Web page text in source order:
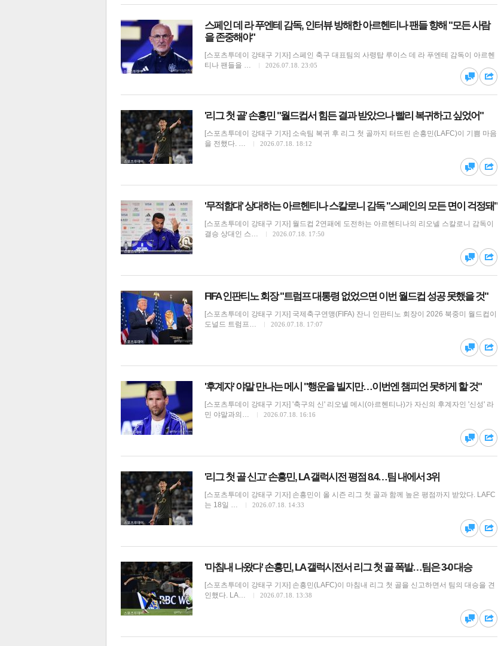
댓글 공유
댓글 공유
댓글 공유
댓글 공유
스페인 데 라 푸엔테 감독, 인터뷰 방해한 아르헨티나 팬들 향해 "모든 사람
을 존중해야"
[스포츠투데이 강태구 기자] 스페인 축구 대표팀의 사령탑 루이스 데 라 푸엔테 감독이 아르헨
티나 팬들을 …
2026.07.18. 23:05
댓글 공유
'리그 첫 골' 손흥민 "월드컵서 힘든 결과 받았으나 빨리 복귀하고 싶었어"
[스포츠투데이 강태구 기자] 소속팀 복귀 후 리그 첫 골까지 터뜨린 손흥민(LAFC)이 기쁨 마음
을 전했다. …
2026.07.18. 18:12
댓글 공유
'무적함대' 상대하는 아르헨티나 스칼로니 감독 "스페인의 모든 면이 걱정돼"
[스포츠투데이 강태구 기자] 월드컵 2연패에 도전하는 아르헨티나의 리오넬 스칼로니 감독이
결승 상대인 스…
2026.07.18. 17:50
댓글 공유
FIFA 인판티노 회장 "트럼프 대통령 없었으면 이번 월드컵 성공 못했을 것"
[스포츠투데이 강태구 기자] 국제축구연맹(FIFA) 잔니 인판티노 회장이 2026 북중미 월드컵이
도널드 트럼프…
2026.07.18. 17:07
댓글 공유
'후계자' 야말 만나는 메시 "행운을 빌지만…이번엔 챔피언 못하게 할 것"
[스포츠투데이 강태구 기자] '축구의 신' 리오넬 메시(아르헨티나)가 자신의 후계자인 '신성' 라
민 야말과의…
2026.07.18. 16:16
'리그 첫 골 신고' 손흥민, LA 갤럭시전 평점 8.4…팀 내에서 3위
[스포츠투데이 강태구 기자] 손흥민이 올 시즌 리그 첫 골과 함께 높은 평점까지 받았다. LAFC
는 18일 …
2026.07.18. 14:33
'마침내 나왔다' 손흥민, LA 갤럭시전서 리그 첫 골 폭발…팀은 3-0 대승
[스포츠투데이 강태구 기자] 손흥민(LAFC)이 마침내 리그 첫 골을 신고하면서 팀의 대승을 견
인했다. LA…
2026.07.18. 13:38